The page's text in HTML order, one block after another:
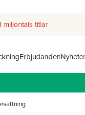
titlar
ErbjudandenNyheter